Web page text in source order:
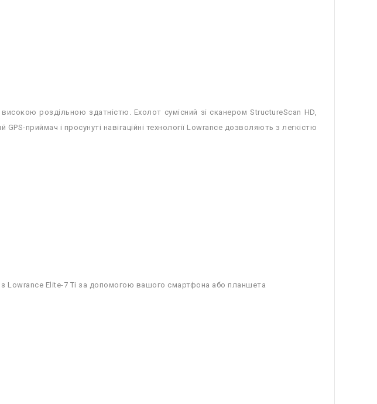
роздільною здатністю. Ехолот сумісний зі сканером StructureScan HD,
приймач і просунуті навігаційні технології Lowrance дозволяють з легкістю
з Lowrance Elite-7 Ti за допомогою вашого смартфона або планшета